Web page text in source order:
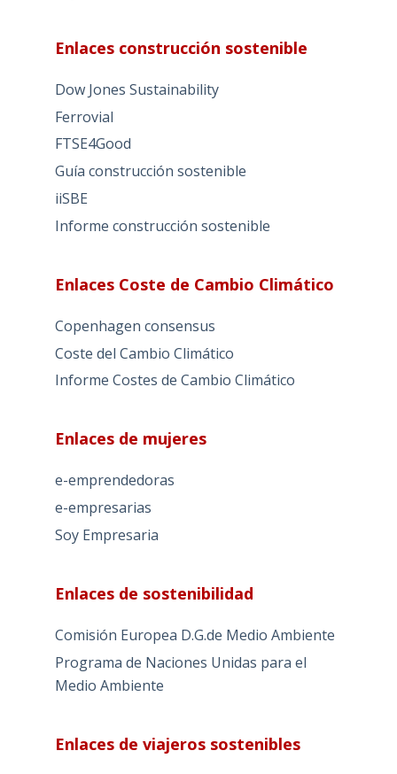
Enlaces construcción sostenible
Dow Jones Sustainability
Ferrovial
FTSE4Good
Guía construcción sostenible
iiSBE
Informe construcción sostenible
Enlaces Coste de Cambio Climático
Copenhagen consensus
Coste del Cambio Climático
Informe Costes de Cambio Climático
Enlaces de mujeres
e-emprendedoras
e-empresarias
Soy Empresaria
Enlaces de sostenibilidad
Comisión Europea D.G.de Medio Ambiente
Programa de Naciones Unidas para el
Medio Ambiente
Enlaces de viajeros sostenibles